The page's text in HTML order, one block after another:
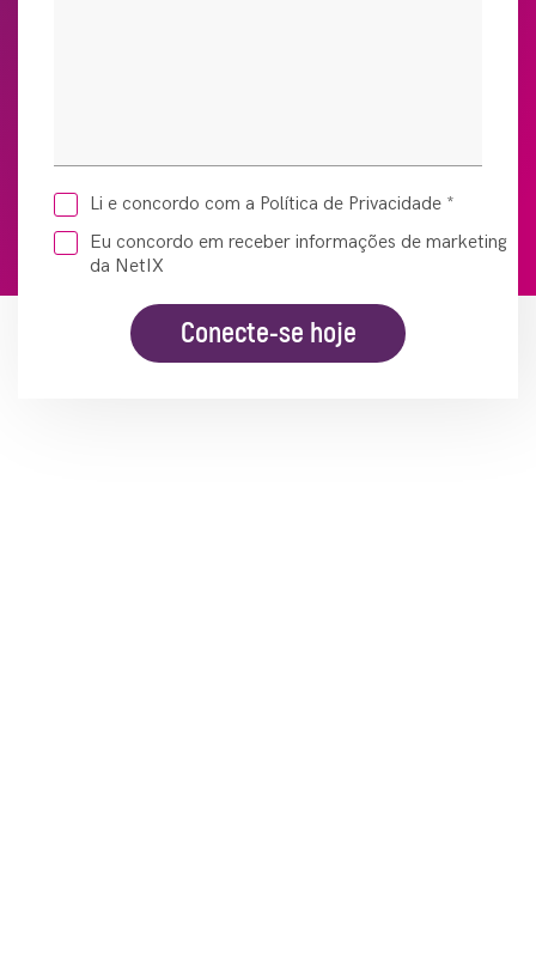
Li e concordo com a Política de Privacidade *
Eu concordo em receber informações de marketing
da NetIX
Conecte-se hoje